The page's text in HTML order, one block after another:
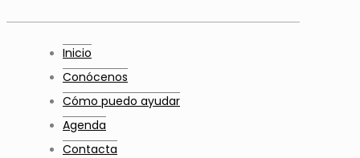
Inicio
Conócenos
Cómo puedo ayudar
Agenda
Contacta